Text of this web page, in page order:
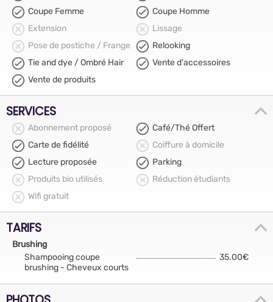
Coupe Femme
Coupe Homme
Extension
Lissage
Pose de postiche / Frange
Relooking
Tie and dye / Ombré Hair
Vente d'accessoires
Vente de produits
SERVICES
Abonnement proposé
Café/Thé Offert
Carte de fidélité
Coiffure à domicile
Lecture proposée
Parking
Produits bio utilisés
Réduction étudiants
Wifi gratuit
TARIFS
Brushing
Shampooing coupe
brushing - Cheveux courts
35.00€